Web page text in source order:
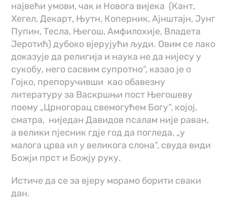
највећи умови, чак и Новога вијека (Кант,
Хегел, Декарт, Њутн, Коперник, Ајнштајн, Јунг
Пупин, Тесла, Његош, Амфилохије, Владета
Јеротић) дубоко вјерујући људи. Овим се лако
доказује да религија и наука не да нијесу у
сукобу, него сасвим супротно“, казао је о
Гојко, препоручивши као обавезну
литературу за Васкршњи пост Његошеву
поему „Црногорац свемогућем Богу“, којој,
сматра, ниједан Давидов псалам није раван,
а велики пјесник гд‌је год да погледа, „у
малога црва ил у великога слона“, свуда види
Божји прст и Божју руку.
Истиче да се за вјеру морамо борити сваки
дан.